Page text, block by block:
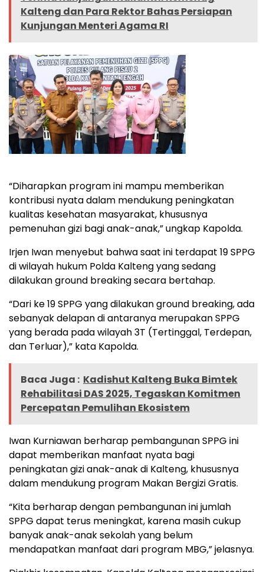
Kalteng dan Para Rektor Bahas Persiapan
Kunjungan Menteri Agama RI
“Diharapkan program ini mampu memberikan
kontribusi nyata dalam mendukung peningkatan
kualitas kesehatan masyarakat, khususnya
pemenuhan gizi bagi anak-anak,” ungkap Kapolda.
Irjen Iwan menyebut bahwa saat ini terdapat 19 SPPG
di wilayah hukum Polda Kalteng yang sedang
dilakukan ground breaking secara bertahap.
“Dari ke 19 SPPG yang dilakukan ground breaking, ada
sebanyak delapan di antaranya merupakan SPPG
yang berada pada wilayah 3T (Tertinggal, Terdepan,
dan Terluar),” kata Kapolda.
Baca Juga : Kadishut Kalteng Buka Bimtek
Rehabilitasi DAS 2025, Tegaskan Komitmen
Percepatan Pemulihan Ekosistem
Iwan Kurniawan berharap pembangunan SPPG ini
dapat memberikan manfaat nyata bagi
peningkatan gizi anak-anak di Kalteng, khususnya
dalam mendukung program Makan Bergizi Gratis.
“Kita berharap dengan pembangunan ini jumlah
SPPG dapat terus meningkat, karena masih cukup
banyak anak-anak sekolah yang belum
mendapatkan manfaat dari program MBG,” jelasnya.